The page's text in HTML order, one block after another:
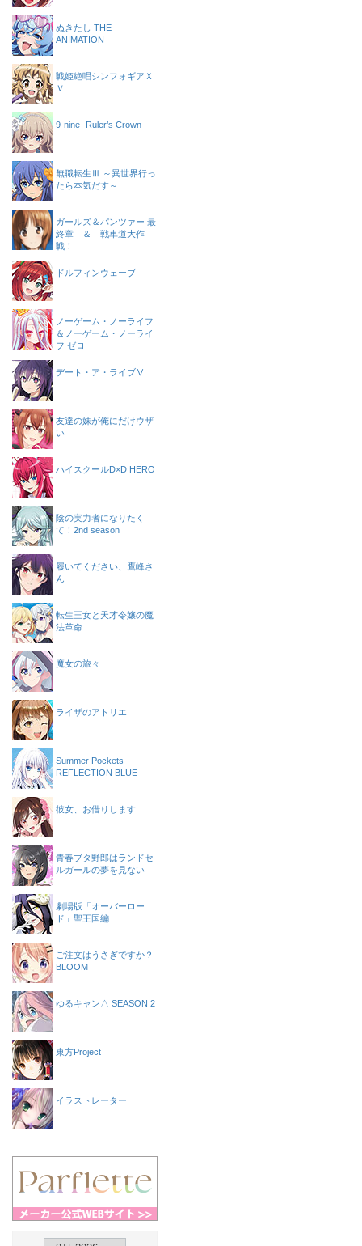
ぬきたし THE
ANIMATION
戦姫絶唱シンフォギアＸ
Ｖ
9-nine- Ruler’s Crown
無職転生Ⅲ ～異世界行っ
たら本気だす～
ガールズ＆パンツァー 最
終章 ＆ 戦車道大作
戦！
ドルフィンウェーブ
ノーゲーム・ノーライフ
＆ノーゲーム・ノーライ
フ ゼロ
デート・ア・ライブⅤ
友達の妹が俺にだけウザ
い
ハイスクールD×D HERO
陰の実力者になりたく
て！2nd season
履いてください、鷹峰さ
ん
転生王女と天才令嬢の魔
法革命
魔女の旅々
ライザのアトリエ
Summer Pockets
REFLECTION BLUE
彼女、お借りします
青春ブタ野郎はランドセ
ルガールの夢を見ない
劇場版「オーバーロー
ド」聖王国編
ご注文はうさぎですか？
BLOOM
ゆるキャン△ SEASON 2
東方Project
イラストレーター